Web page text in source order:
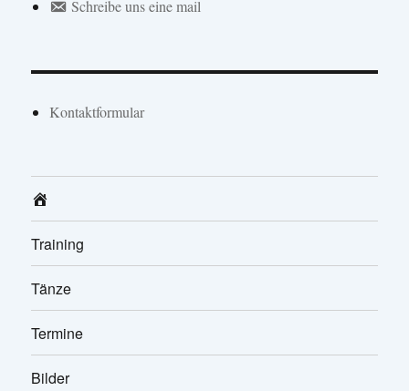
Schreibe uns eine mail
Kontaktformular
Training
Tänze
Termine
Bilder